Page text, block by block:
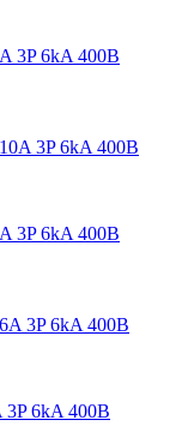
3P 6kA 400В
3P 6kA 400В
3P 6kA 400В